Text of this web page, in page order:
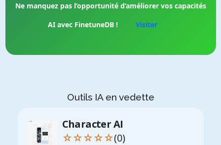
Ne manquez pas l’opportunité d’améliorer vos capacités
AI avec FinetuneDB !
Visiter
Outils IA en vedette
Character AI
☆☆☆☆☆(0)